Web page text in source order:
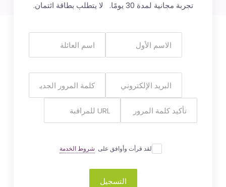
تجربة مجانية لمدة 30 يومًا. لا يتطلب بطاقة ائتمان.
لقد قرأت وأوافق علىشروط الخدمة
التسجيل